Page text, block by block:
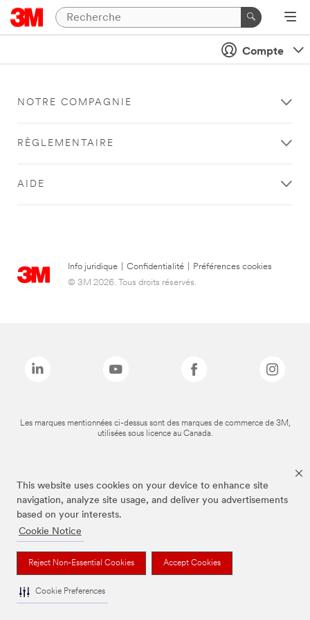
This website uses cookies on your device to enhance site
navigation, analyze site usage, and deliver you advertisements
based on your interests.
Cookie Notice
Reject Non-Essential Cookies Accept Cookies
Cookie Preferences
Compte
NOTRE COMPAGNIE
RÈGLEMENTAIRE
AIDE
Info juridique Confidentialité
Préférences cookies
© 3M 2026. Tous droits réservés.
Les marques mentionnées ci-dessus sont des marques de commerce de 3M,
utilisées sous licence au Canada.